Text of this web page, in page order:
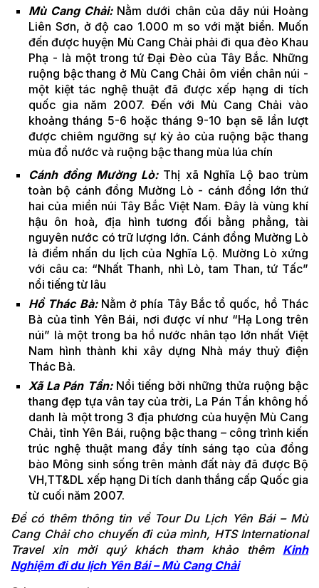
Mù Cang Chải: Nằm dưới chân của dãy núi Hoàng
Liên Sơn, ở độ cao 1.000 m so với mặt biển. Muốn
đến được huyện Mù Cang Chải phải đi qua đèo Khau
Phạ - là một trong tứ Đại Đèo của Tây Bắc. Những
ruộng bậc thang ở Mù Cang Chải ôm viền chân núi -
một kiệt tác nghệ thuật đã được xếp hạng di tích
quốc gia năm 2007. Đến với Mù Cang Chải vào
khoảng tháng 5-6 hoặc tháng 9-10 bạn sẽ lần lượt
được chiêm ngưỡng sự kỳ ảo của ruộng bậc thang
mùa đổ nước và ruộng bậc thang mùa lúa chín
Cánh đồng Mường Lò: Thị xã Nghĩa Lộ bao trùm
toàn bộ cánh đồng Mường Lò - cánh đồng lớn thứ
hai của miền núi Tây Bắc Việt Nam. Đây là vùng khí
hậu ôn hoà, địa hình tương đối bằng phẳng, tài
nguyên nước có trữ lượng lớn. Cánh đồng Mường Lò
là điểm nhấn du lịch của Nghĩa Lộ. Mường Lò xứng
với câu ca: “Nhất Thanh, nhì Lò, tam Than, tứ Tấc”
nổi tiếng từ lâu
Hồ Thác Bà: Nằm ở phía Tây Bắc tổ quốc, hồ Thác
Bà của tỉnh Yên Bái, nơi được ví như “Hạ Long trên
núi” là một trong ba hồ nước nhân tạo lớn nhất Việt
Nam hình thành khi xây dựng Nhà máy thuỷ điện
Thác Bà.
Xã La Pán Tẩn:Nổi tiếng bởi những thửa ruộng bậc
thang đẹp tựa vân tay của trời, La Pán Tẩn không hổ
danh là một trong 3 địa phương của huyện Mù Cang
Chải, tỉnh Yên Bái, ruộng bậc thang – công trình kiến
trúc nghệ thuật mang đầy tính sáng tạo của đồng
bào Mông sinh sống trên mảnh đất này đã được Bộ
VH,TT&DL xếp hạng Di tích danh thắng cấp Quốc gia
từ cuối năm 2007.
Để có thêm thông tin về Tour Du Lịch Yên Bái – Mù
Cang Chải cho chuyến đi của mình, HTS International
Travel xin mời quý khách tham khảo thêm Kinh
Nghiệm đi du lịch Yên Bái – Mù Cang Chải